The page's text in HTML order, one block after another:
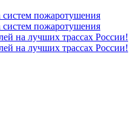
систем пожаротушения
систем пожаротушения
на лучших трассах России!
на лучших трассах России!